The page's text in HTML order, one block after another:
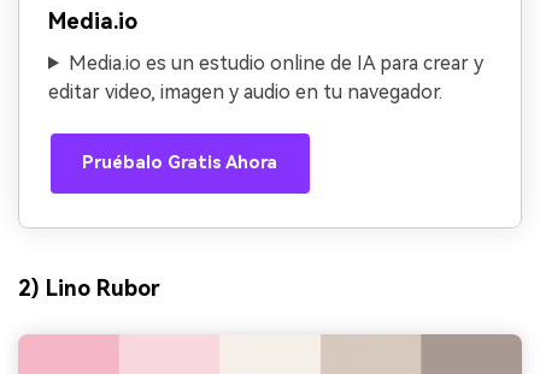
Media.io
Media.io es un estudio online de IA para crear y
editar video, imagen y audio en tu navegador.
Pruébalo Gratis Ahora
2) Lino Rubor